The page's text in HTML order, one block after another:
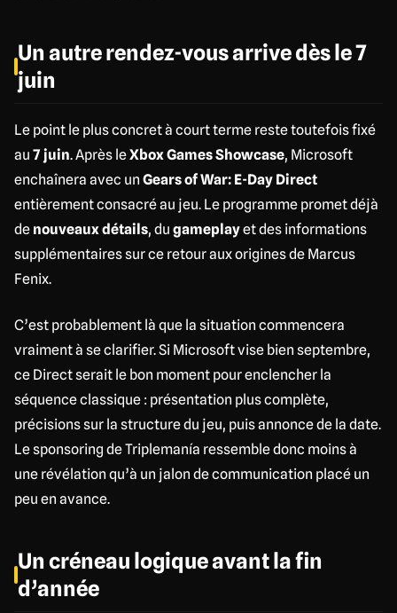
Un autre rendez-vous arrive dès le 7
juin
Le point le plus concret à court terme reste toutefois fixé
au 7 juin. Après leXbox Games Showcase, Microsoft
enchaînera avec un Gears of War: E-Day Direct
entièrement consacré au jeu. Le programme promet déjà
de nouveaux détails, du gameplayet des informations
supplémentaires sur ce retour aux origines de Marcus
Fenix.
C’est probablement là que la situation commencera
vraiment à se clarifier. Si Microsoft vise bien septembre,
ce Direct serait le bon moment pour enclencher la
séquence classique : présentation plus complète,
précisions sur la structure du jeu, puis annonce de la date.
Le sponsoring de Triplemanía ressemble donc moins à
une révélation qu’à un jalon de communication placé un
peu en avance.
Un créneau logique avant la fin
d’année